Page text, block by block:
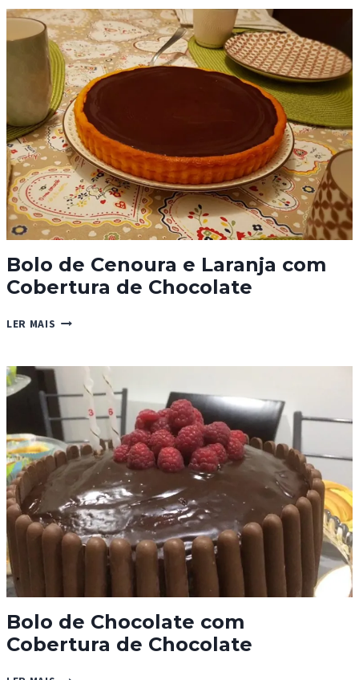
Bolo de Cenoura e Laranja com
Cobertura de Chocolate
LER MAIS BOLO
E
LARANJA
COM
COBERTURA
DE
CHOCOLATE
Bolo de Chocolate com
Cobertura de Chocolate
BOLO